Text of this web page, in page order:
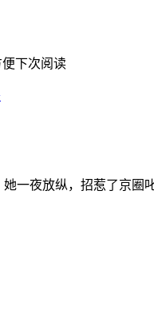
便下次阅读
一夜放纵，招惹了京圈